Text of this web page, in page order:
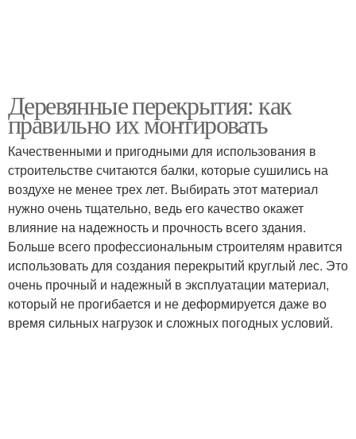
Деревянные перекрытия: как
правильно их монтировать
Качественными и пригодными для использования в
строительстве считаются балки, которые сушились на
воздухе не менее трех лет. Выбирать этот материал
нужно очень тщательно, ведь его качество окажет
влияние на надежность и прочность всего здания.
Больше всего профессиональным строителям нравится
использовать для создания перекрытий круглый лес. Это
очень прочный и надежный в эксплуатации материал,
который не прогибается и не деформируется даже во
время сильных нагрузок и сложных погодных условий.